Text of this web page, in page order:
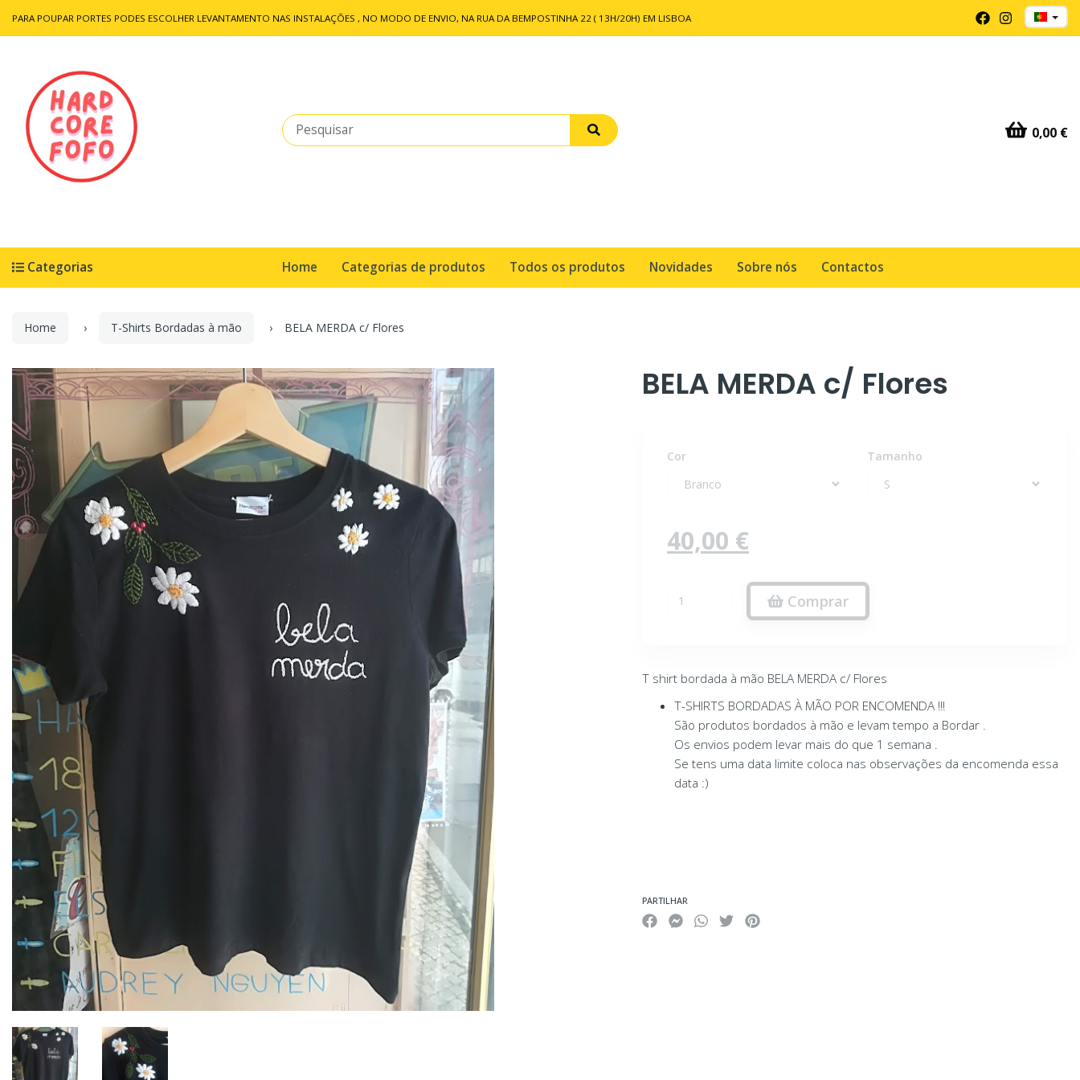
PARA POUPAR PORTES PODES ESCOLHER LEVANTAMENTO NAS INSTALAÇÕES , NO MODO DE ENVIO, NA RUA DA BEMPOSTINHA 22 ( 13H/20H) EM LISBOA
0,00 €
Home Categorias de produtos Todos os produtos Novidades Sobre nós Contactos
Categorias
Home T-Shirts Bordadas à mão BELA MERDA c/ Flores
BELA MERDA c/ Flores
Cor Tamanho
40,00 €
Comprar
T shirt bordada à mão BELA MERDA c/ Flores
T-SHIRTS BORDADAS À MÃO POR ENCOMENDA !!!
São produtos bordados à mão e levam tempo a Bordar .
Os envios podem levar mais do que 1 semana .
Se tens uma data limite coloca nas observações da encomenda essa
data :)
PARTILHAR